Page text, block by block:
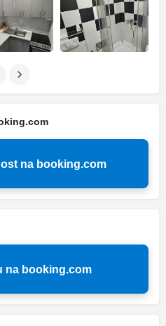
na booking.com
na booking.com